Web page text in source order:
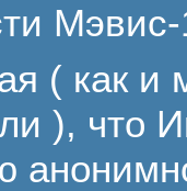
( как и
), что